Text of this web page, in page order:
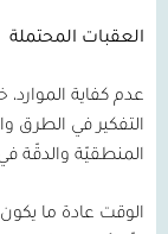
العقبات المحتملة
عدم كفاية الموارد،
التفكير في الطرق
المنطقيّة والدقّة
الوقت عادة ما يكون